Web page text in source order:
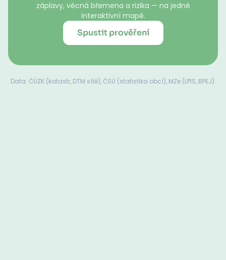
záplavy, věcná břemena a rizika — na jedné
interaktivní mapě.
Spustit prověření
Data: ČÚZK (katastr, DTM sítě), ČSÚ (statistika obcí), MZe (LPIS, BPEJ).